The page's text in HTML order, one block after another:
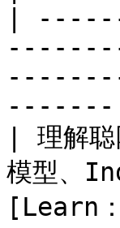
|
-------
| 理解
模型、
[Learn